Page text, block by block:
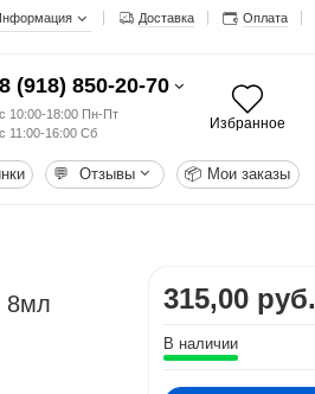
Доставка Оплата
8 (918) 850-20-70
с 10:00-18:00 Пн-Пт
с 11:00-16:00 Сб
Избранное
💬 Отзывы 📦 Мои заказы
8мл
315,00 руб.
В наличии